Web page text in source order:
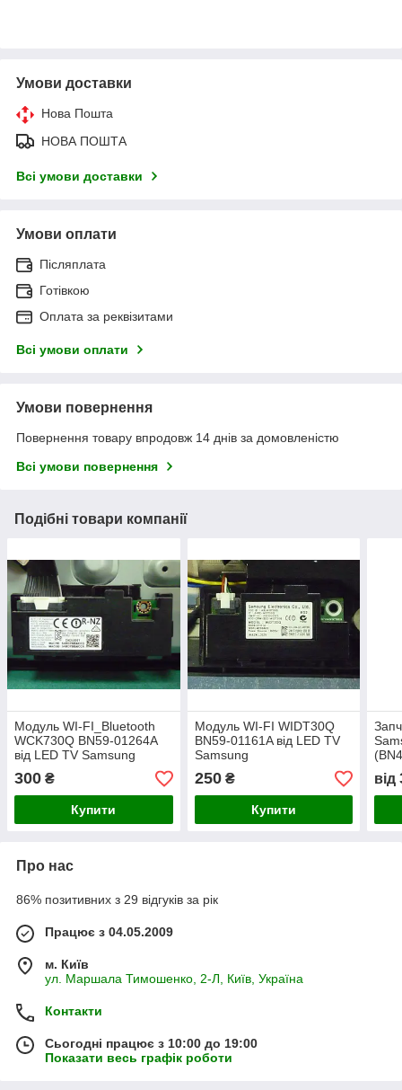
Умови доставки
Нова Пошта
НОВА ПОШТА
Всі умови доставки
Умови оплати
Післяплата
Готівкою
Оплата за реквізитами
Всі умови оплати
Умови повернення
Повернення товару впродовж 14 днів за домовленістю
Всі умови повернення
Подібні товари компанії
Модуль WI-FI_Bluetooth
WCK730Q BN59-01264A
від LED TV Samsung
UE55MU6100UXUA
300 ₴
Купити
Модуль WI-FI WIDT30Q
BN59-01161A від LED TV
Samsung
UE46F8000ATXUA
250₴
Купити
від
Про нас
86% позитивних з 29 відгуків за рік
Працює з 04.05.2009
м. Київ
ул. Маршала Тимошенко, 2-Л, Київ, Україна
Контакти
Сьогодні працює з 10:00 до 19:00
Показати весь графік роботи